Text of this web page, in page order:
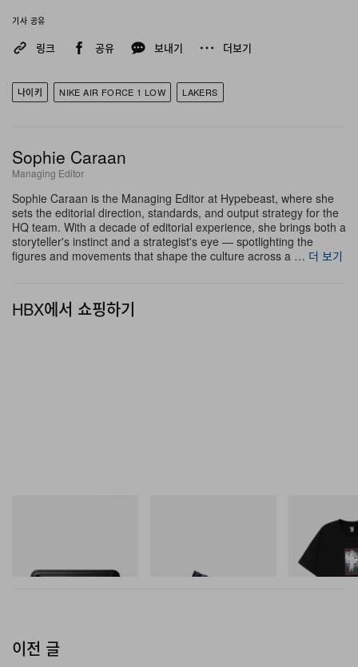
는 보다 직선적인 팀 브랜디드 스니커와 확실히 구분되는
지점이었다. 이번 복귀는 Nike “What The” 시리즈 가운데
함께 다시 로테이션에 합류한다는 의미를 갖게 될 것이다.
기사 공유
링크 공유 보내기 더보기
나이키 NIKE AIR FORCE 1 LOW LAKERS
Sophie Caraan
Managing Editor
Sophie Caraan is the Managing Editor at Hypebeast, where she
sets the editorial direction, standards, and output strategy for the
HQ team. With a decade of editorial experience, she brings both a
storyteller's instinct and a strategist's eye — spotlighting the
figures and movements that shape the culture across a … 더 보기
HBX에서 쇼핑하기
쇼핑하기
BILLIONAIRE
INITIAL D
쇼핑하기
이전 글